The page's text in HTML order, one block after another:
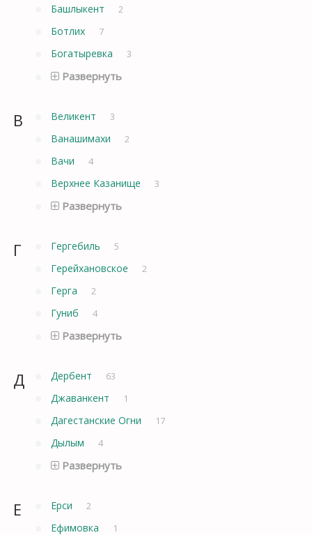
Башлыкент 2
Ботлих 7
Богатыревка 3
Развернуть
В Великент 3
Ванашимахи 2
Вачи 4
Верхнее Казанище 3
Развернуть
Г Гергебиль 5
Герейхановское 2
Герга 2
Гуниб 4
Развернуть
Д Дербент 63
Джаванкент 1
Дагестанские Огни 17
Дылым 4
Развернуть
Е Ерси 2
Ефимовка 1